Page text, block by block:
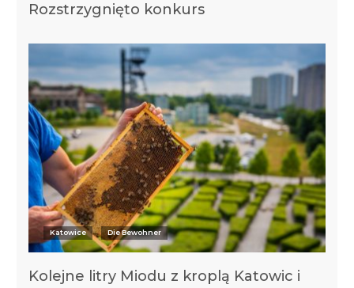
Rozstrzygnięto konkurs
Katowice Die Bewohner
Kolejne litry Miodu z kroplą Katowic i